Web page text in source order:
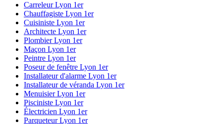
Carreleur Lyon 1er
Chauffagiste Lyon 1er
Cuisiniste Lyon 1er
Architecte Lyon 1er
Plombier Lyon 1er
Maçon Lyon 1er
Peintre Lyon 1er
Poseur de fenêtre Lyon 1er
Installateur d'alarme Lyon 1er
Installateur de véranda Lyon 1er
Menuisier Lyon 1er
Pisciniste Lyon 1er
Électricien Lyon 1er
Parqueteur Lyon 1er